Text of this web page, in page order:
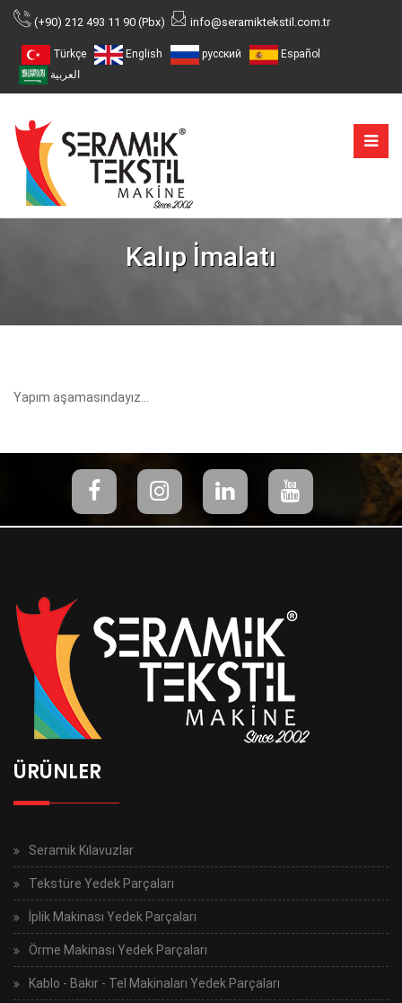
(+90) 212 493 11 90 (Pbx) info@seramiktekstil.com.tr
Türkçe English русский
Español
العربية
Kalıp İmalatı
Yapım aşamasındayız...
ÜRÜNLER
Seramik Kılavuzlar
Tekstüre Yedek Parçaları
İplik Makinası Yedek Parçaları
Örme Makinası Yedek Parçaları
Kablo - Bakır - Tel Makinaları Yedek Parçaları